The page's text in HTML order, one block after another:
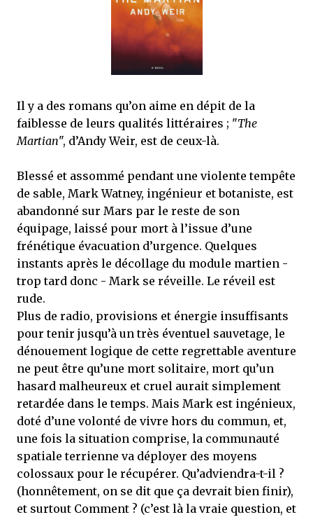
j’ai dit au sujet des tomes précédents : tant l’univers que les protagonistes
Il y a des romans qu’on aime en dépit de la
faiblesse de leurs qualités littéraires ; "The
Martian", d’Andy Weir, est de ceux-là.
Blessé et assommé pendant une violente tempête
de sable, Mark Watney, ingénieur et botaniste, est
abandonné sur Mars par le reste de son
équipage, laissé pour mort à l’issue d’une
frénétique évacuation d’urgence. Quelques
instants après le décollage du module martien -
trop tard donc - Mark se réveille. Le réveil est
rude.
Plus de radio, provisions et énergie insuffisants
pour tenir jusqu’à un très éventuel sauvetage, le
dénouement logique de cette regrettable aventure
ne peut être qu’une mort solitaire, mort qu’un
hasard malheureux et cruel aurait simplement
retardée dans le temps. Mais Mark est ingénieux,
doté d’une volonté de vivre hors du commun, et,
une fois la situation comprise, la communauté
spatiale terrienne va déployer des moyens
colossaux pour le récupérer. Qu’adviendra-t-il ?
(honnêtement, on se dit que ça devrait bien finir),
et surtout Comment ? (c’est là la vraie question, et